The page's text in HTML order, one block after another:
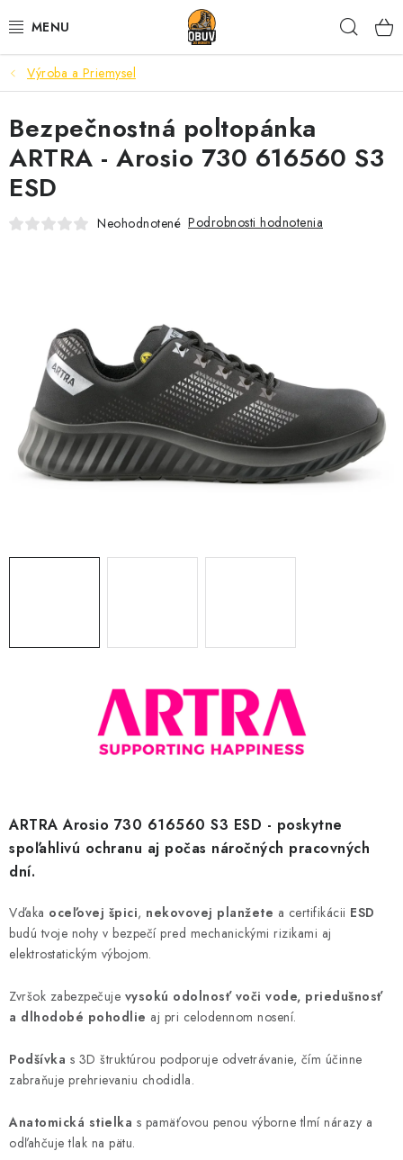
na
PRACOVNÁ A BEZPEČNOSTNÁ OBUV
VOĽNOČASOVÁ OBUV
VÝPREDAJ
VLOŽKY
BEZPEČNOSTNÉ NORMY A SYMBOLY
BLOG
KONTAKT
Často kladené otázky
INFORMÁCIE PRE ZÁKAZNÍKOV
Výroba a Priemysel
ARTRA Arosio 730 616560 S3 ESD - poskytne
spoľahlivú ochranu aj počas náročných pracovných
dní.
Vďaka oceľovej špici, nekovovej planžete a certifikácii ESD
budú tvoje nohy v bezpečí pred mechanickými rizikami aj
elektrostatickým výbojom.
Zvršok zabezpečuje vysokú odolnosť voči vode, priedušnosť
a dlhodobé pohodlie aj pri celodennom nosení.
Podšívka s 3D štruktúrou podporuje odvetrávanie, čím účinne
zabraňuje prehrievaniu chodidla.
Anatomická stielka s pamäťovou penou výborne tlmí nárazy a
odľahčuje tlak na pätu.
Bezpečnostná poltopánka
ARTRA - Arosio 730 616560 S3
ESD
Neohodnotené Podrobnosti hodnotenia